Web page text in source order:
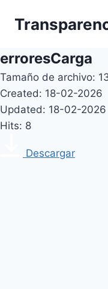
erroresCarga
Tamaño de archivo:
Created: 18-02-2026
Updated: 18-02-2026
Hits: 8
Descargar